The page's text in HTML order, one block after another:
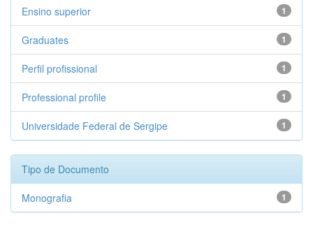
1
Ensino superior
1
Graduates
1
Perfil profissional
1
Professional profile
1
Universidade Federal de Sergipe
Tipo de Documento
1
Monografia